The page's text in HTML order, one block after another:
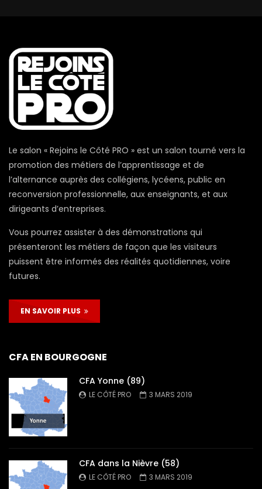
Le salon « Rejoins le Côté PRO » est un salon tourné vers la
promotion des métiers de l’apprentissage et de
l’alternance auprès des collégiens, lycéens, public en
reconversion professionnelle, aux enseignants, et aux
dirigeants d’entreprises.
Vous pourrez assister à des démonstrations qui
présenteront les métiers de façon que les visiteurs
puissent être informés des réalités quotidiennes, voire
futures.
EN SAVOIR PLUS
CFA EN BOURGOGNE
CFA Yonne (89)
LE CÔTÉ PRO 3 MARS 2019
CFA dans la Nièvre (58)
LE CÔTÉ PRO 3 MARS 2019